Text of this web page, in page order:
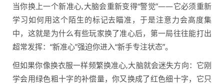
当你换上一个新准心,大脑会重新变得“警觉”——它必须重新
学习如何用这个陌生的标记去瞄准，于是注意力会高度集
中，这就是为什么有些玩家换了准心后，第一局往往能打出
超常发挥：“新准心”强迫你进入“新手专注状态”。
但如果你像换衣服一样频繁换准心,大脑就会迷失方向：它刚
学会用绿色粗十字的补偿量，你又换成了红色细十字，它只